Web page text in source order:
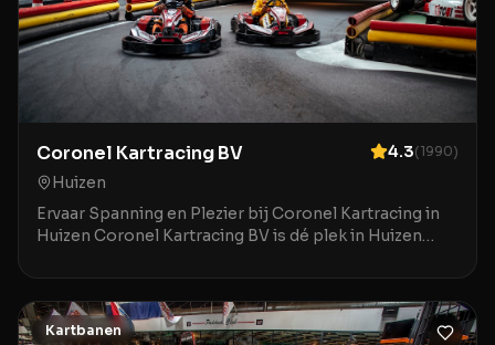
Coronel Kartracing BV 4.3(1990)
Huizen
Ervaar Spanning en Plezier bij Coronel Kartracing in
Huizen Coronel Kartracing BV is dé plek in Huizen
onvergetelijk uitje. Deze elektrische kartbaan biedt
een unieke ervaring met moderne, schone karts die
Kartbanen